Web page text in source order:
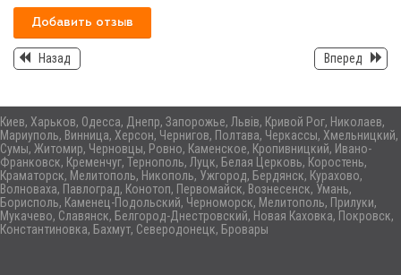
Добавить отзыв
Назад Вперед
Киев, Харьков, Одесса, Днепр, Запорожье, Львів, Кривой Рог, Николаев,
Мариуполь, Винница, Херсон, Чернигов, Полтава, Черкассы, Хмельницкий,
Сумы, Житомир, Черновцы, Ровно, Каменское, Кропивницкий, Ивано-
Франковск, Кременчуг, Тернополь, Луцк, Белая Церковь, Коростень,
Краматорск, Мелитополь, Никополь, Ужгород, Бердянск, Курахово,
Волноваха, Павлоград, Конотоп, Первомайск, Вознесенск, Умань,
Борисполь, Каменец-Подольский, Черноморск, Мелитополь, Прилуки,
Мукачево, Славянск, Белгород-Днестровский, Новая Каховка, Покровск,
Константиновка, Бахмут, Северодонецк, Бровары